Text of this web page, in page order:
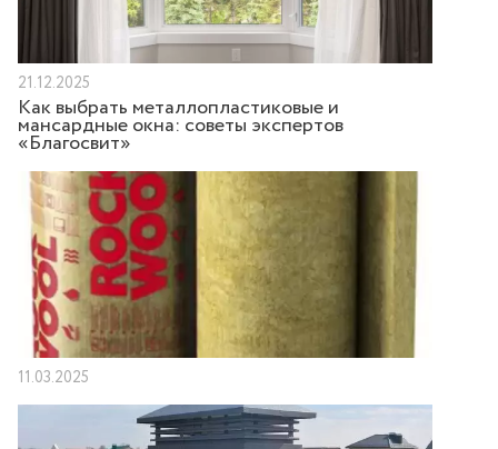
21.12.2025
Как выбрать металлопластиковые и
мансардные окна: советы экспертов
«Благосвит»
11.03.2025